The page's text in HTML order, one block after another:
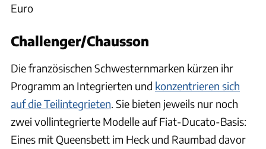
Euro
Challenger/Chausson
Die französischen Schwesternmarken kürzen ihr
Programm an Integrierten und konzentrieren sich
auf die Teilintegrieten. Sie bieten jeweils nur noch
zwei vollintegrierte Modelle auf Fiat-Ducato-Basis:
Eines mit Queensbett im Heck und Raumbad davor